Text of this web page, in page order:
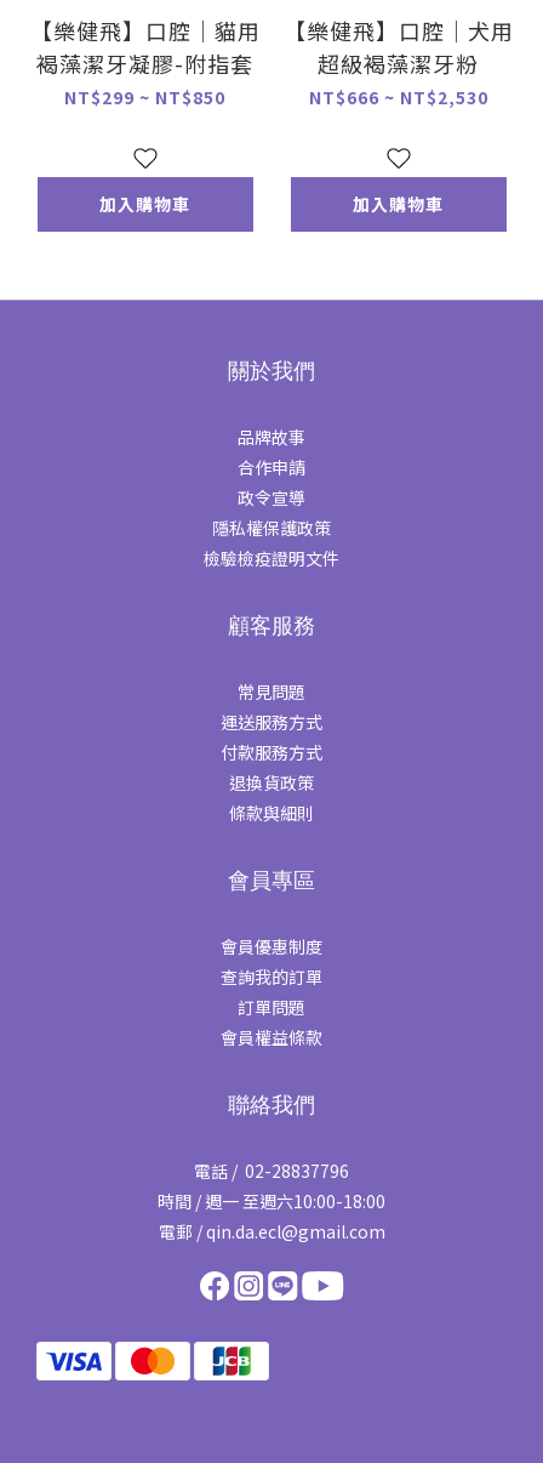
【樂健飛】口腔｜貓用
褐藻潔牙凝膠-附指套
NT$299 ~ NT$850
加入購物車
【樂健飛】口腔｜犬用
超級褐藻潔牙粉
NT$666 ~ NT$2,530
加入購物車
關於我們
品牌故事
合作申請
政令宣導
隱私權保護政策
檢驗檢疫證明文件
顧客服務
常見問題
運送服務方式
付款服務方式
退換貨政策
條款與細則
會員專區
會員優惠制度
查詢我的訂單
訂單問題
會員權益條款
聯絡我們
電話 / 02-28837796
時間 / 週一 至週六10:00-18:00
電郵 / qin.da.ecl@gmail.com